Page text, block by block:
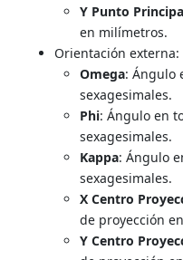
Y Punto
en milímetros.
Orientación externa:
Omega: Ángulo
sexagesimales.
Phi: Ángulo en
sexagesimales.
Kappa: Ángulo
sexagesimales.
X Centro
de proyección
Y Centro